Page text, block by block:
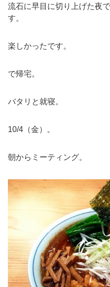
流石に早目に切り上げた夜
す。
楽しかったです。
で帰宅。
バタリと就寝。
10/4（金）。
朝からミーティング。